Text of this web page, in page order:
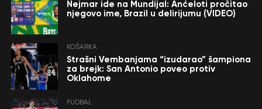
Nejmar ide na Mundijal: Anćeloti pročitao
njegovo ime, Brazil u delirijumu (VIDEO)
KOŠARKA
Strašni Vembanjama “izudarao” šampiona
za brejk: San Antonio poveo protiv
Oklahome
FUDBAL